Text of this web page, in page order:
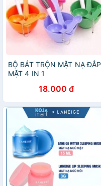
BỘ BÁT TRỘN MẶT NẠ ĐẮP
MẶT 4 IN 1
18.000 đ